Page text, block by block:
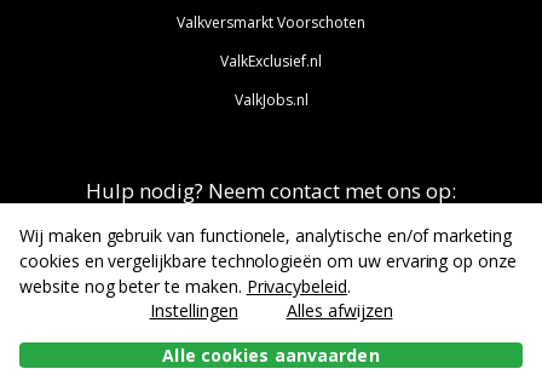
Valkversmarkt Voorschoten
ValkExclusief.nl
ValkJobs.nl
Hulp nodig? Neem contact met ons op:
Wij maken gebruik van functionele, analytische en/of marketing
cookies en vergelijkbare technologieën om uw ervaring op onze
website nog beter te maken. Privacybeleid.
Instellingen
Alles afwijzen
Alle cookies aanvaarden